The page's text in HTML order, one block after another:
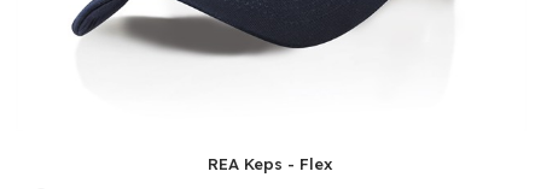
REA Keps - Flex